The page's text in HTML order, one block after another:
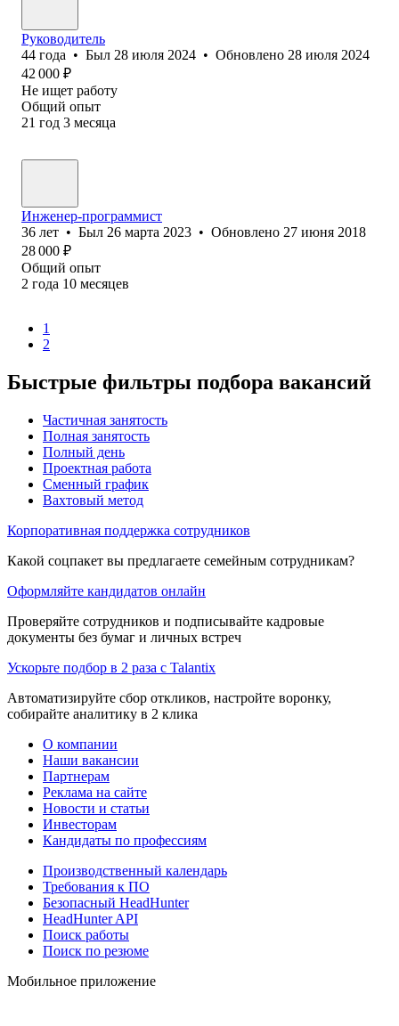
Руководитель
44 года • Был 28 июля 2024 • Обновлено 28 июля 2024
42 000 ₽
Не ищет работу
Общий опыт
21 год 3 месяца
Инженер-программист
36 лет • Был 26 марта 2023 • Обновлено 27 июня 2018
28 000 ₽
Общий опыт
2 года 10 месяцев
1
2
Быстрые фильтры подбора вакансий
Частичная занятость
Полная занятость
Полный день
Проектная работа
Сменный график
Вахтовый метод
Корпоративная поддержка сотрудников
Какой соцпакет вы предлагаете семейным сотрудникам?
Оформляйте кандидатов онлайн
Проверяйте сотрудников и подписывайте кадровые
документы без бумаг и личных встреч
Ускорьте подбор в 2 раза с Talantix
Автоматизируйте сбор откликов, настройте воронку,
собирайте аналитику в 2 клика
О компании
Наши вакансии
Партнерам
Реклама на сайте
Новости и статьи
Инвесторам
Кандидаты по профессиям
Производственный календарь
Требования к ПО
Безопасный HeadHunter
HeadHunter API
Поиск работы
Поиск по резюме
Мобильное приложение